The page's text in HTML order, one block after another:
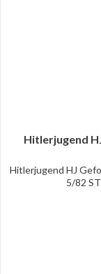
Hitlerjugend
Hitlerjugend HJ
5/82